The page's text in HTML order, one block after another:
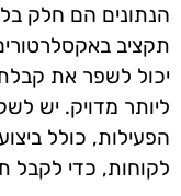
הנתונים הם חלק
תקציב
יכול לשפר את
ליותר מדויק. יש
הפעילות, כולל
לקוחות, כדי לקבל